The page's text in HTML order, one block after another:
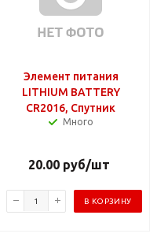
Элемент питания
LITHIUM BATTERY
CR2016, Спутник
Много
20.00 руб/шт
В КОРЗИНУ